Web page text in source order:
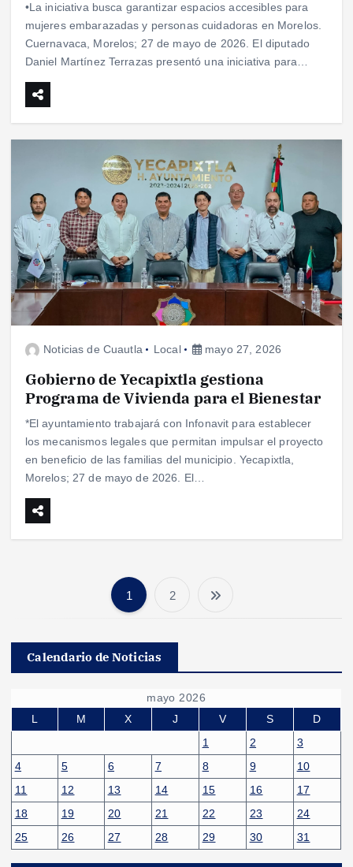
•La iniciativa busca garantizar espacios accesibles para
mujeres embarazadas y personas cuidadoras en Morelos.
Cuernavaca, Morelos; 27 de mayo de 2026. El diputado
Daniel Martínez Terrazas presentó una iniciativa para…
Noticias de Cuautla Local mayo 27, 2026
Gobierno de Yecapixtla gestiona
Programa de Vivienda para el Bienestar
*El ayuntamiento trabajará con Infonavit para establecer
los mecanismos legales que permitan impulsar el proyecto
en beneficio de las familias del municipio. Yecapixtla,
Morelos; 27 de mayo de 2026. El…
a
g
i
n
a
c
1 2
Calendario de Noticias
mayo 2026
L
M X J V S
D
1
2
3
4
5 6 7 8 9
10
11
12 13 14 15 16
17
18
19 20 21 22 23
24
25
26 27 28 29 30 31